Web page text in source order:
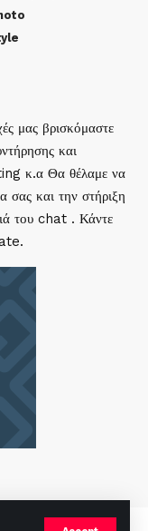
μας βρισκόμαστε
και
κ.α Θα θέλαμε να
σας και την στήριξη
του chat . Κάντε